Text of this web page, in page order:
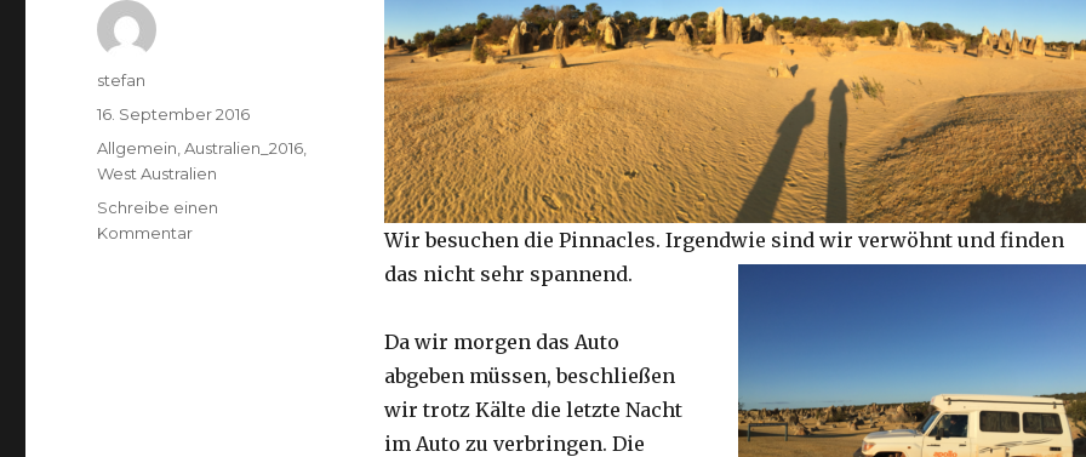
Wir besuchen die Pinnacles. Irgendwie sind wir verwöhnt und finden
das nicht sehr spannend.
Da wir morgen das Auto
abgeben müssen, beschließen
wir trotz Kälte die letzte Nacht
im Auto zu verbringen. Die
Autor
stefan
Veröffentlicht
am
16. September 2016
Kategorien
Allgemein,Australien_2016,
West Australien
Schreibe einen
Kommentarzu